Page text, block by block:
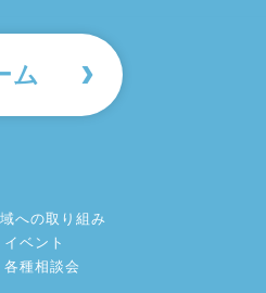
ム
への取り組み
イベント
各種相談会